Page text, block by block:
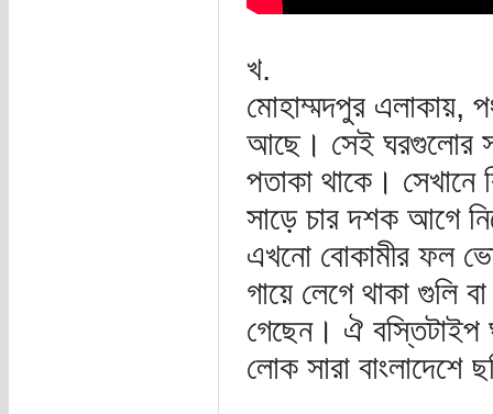
খ.
মোহাম্মদপুর এলাকায়,
আছে। সেই ঘরগুলোর
পতাকা থাকে।
সাড়ে চার দশক আগে
এখনো বোকামীর ফল
গায়ে লেগে থাকা গুলি
গেছেন। ঐ বস্তিটাইপ
লোক সারা